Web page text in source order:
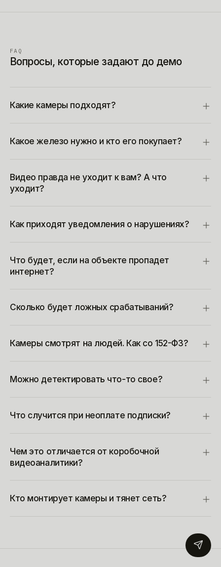
FAQ
Вопросы, которые задают до демо
Какие камеры подходят?
Какое железо нужно и кто его покупает?
Видео правда не уходит к вам? А что
уходит?
Как приходят уведомления о нарушениях?
Что будет, если на объекте пропадет
интернет?
Сколько будет ложных срабатываний?
Камеры смотрят на людей. Как со 152-ФЗ?
Можно детектировать что-то свое?
Что случится при неоплате подписки?
Чем это отличается от коробочной
видеоаналитики?
Кто монтирует камеры и тянет сеть?